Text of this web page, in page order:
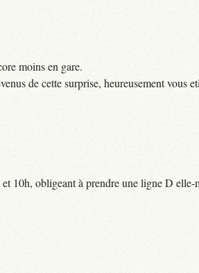
moins en gare.
de cette surprise, heureusement vous
10h, obligeant à prendre une ligne D elle-